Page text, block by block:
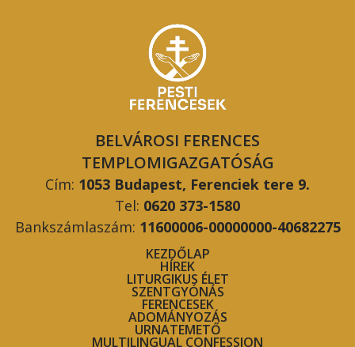
BELVÁROSI FERENCES
TEMPLOMIGAZGATÓSÁG
Cím: 1053 Budapest, Ferenciek tere 9.
Tel: 0620 373-1580
Bankszámlaszám: 11600006-00000000-40682275
KEZDŐLAP
HÍREK
LITURGIKUS ÉLET
SZENTGYÓNÁS
FERENCESEK
ADOMÁNYOZÁS
URNATEMETŐ
MULTILINGUAL CONFESSION